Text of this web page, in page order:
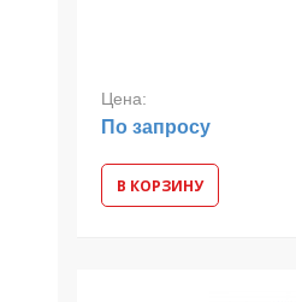
Цена:
По запросу
В КОРЗИНУ